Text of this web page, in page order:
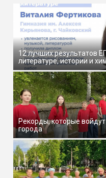
12 лучших результатов
литературе, истории и
Рекорды, которые
города